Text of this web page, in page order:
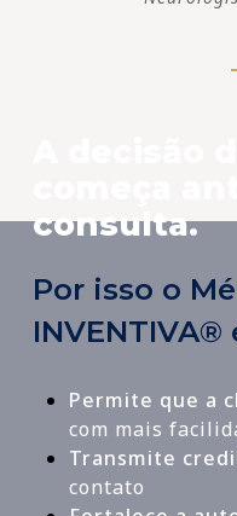
consulta.
Por isso o
Permite que a
com mais
Transmite
contato